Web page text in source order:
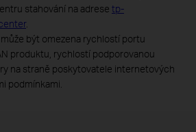
stahování na adrese tp-
být omezena rychlostí portu
produktu, rychlostí podporovanou
na straně poskytovatele internetových
podmínkami.